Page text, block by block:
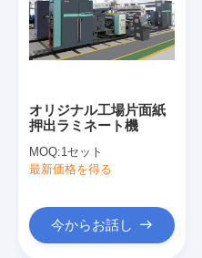
オリジナル工場片面紙
押出ラミネート機
MOQ:1セット
最新価格を得る
今からお話し